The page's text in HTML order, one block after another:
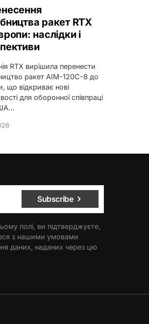
ракет RTX
наслідки і
RTX вирішила перенести
ракет AIM-120C-8 до
що відкриває нові
для оборонної співпраці
Subscribe
полі, ви підтверджуєте,
з нашими умовами
даних, наданих через цю